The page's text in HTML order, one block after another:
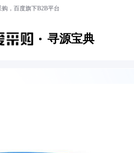
，百度旗下B2B平台
寻源宝典